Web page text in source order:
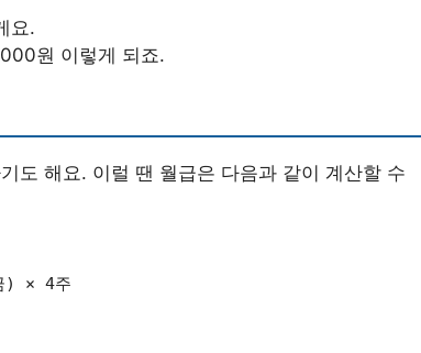
요.
원 이렇게 되죠.
도 해요. 이럴 땐 월급은 다음과 같이 계산할 수
) × 4주